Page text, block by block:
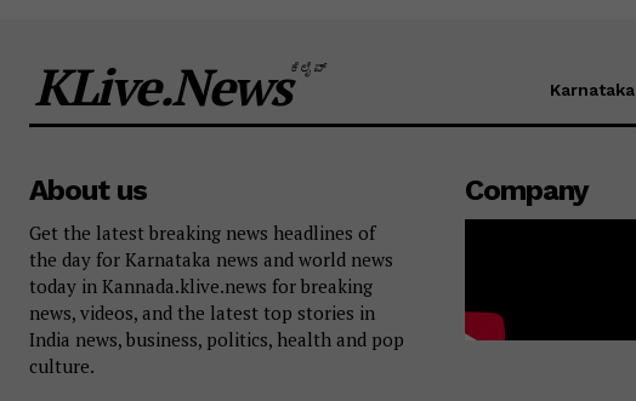
KLive.Newsಕೆಲೈವ್
Karnataka
About us
Get the latest breaking news headlines of
the day for Karnataka news and world news
today in Kannada.klive.news for breaking
news, videos, and the latest top stories in
India news, business, politics, health and pop
culture.
Company